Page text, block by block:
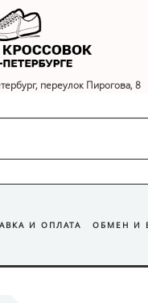
переулок Пирогова, 8
И ОПЛАТА ОБМЕН И